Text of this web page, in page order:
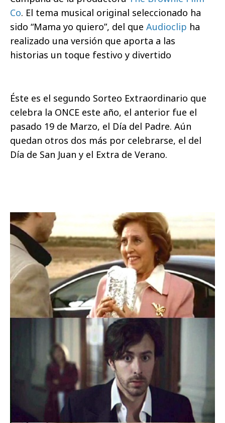
Co. El tema musical original seleccionado ha
sido “Mama yo quiero”, del que Audioclip ha
realizado una versión que aporta a las
historias un toque festivo y divertido
Éste es el segundo Sorteo Extraordinario que
celebra la ONCE este año, el anterior fue el
pasado 19 de Marzo, el Día del Padre. Aún
quedan otros dos más por celebrarse, el del
Día de San Juan y el Extra de Verano.